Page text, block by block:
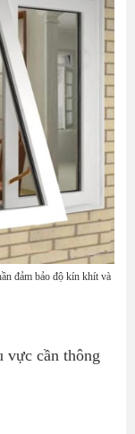
đảm bảo độ kín khít và
vực cần thông